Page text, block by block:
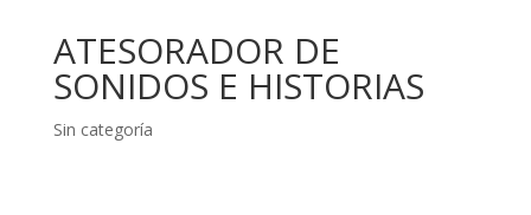
ATESORADOR DE
SONIDOS E HISTORIAS
Sin categoría